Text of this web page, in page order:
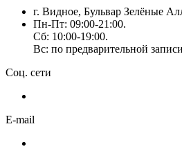
г. Видное, Бульвар Зелёные
Пн-Пт: 09:00-21:00.
Сб: 10:00-19:00.
Вс: по предварительной записи
Соц. сети
E-mail